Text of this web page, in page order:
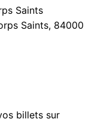
Saints
Saints, 84000
billets sur